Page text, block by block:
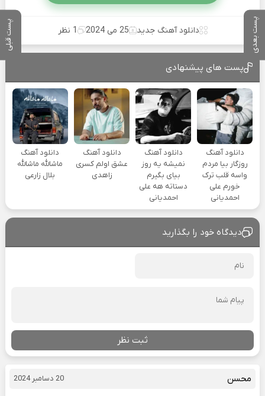
پست بعدی پست قبلی دانلود آهنگ جدید 25 می 2024 1 نظر
پست های پیشنهادی
دانلود آهنگ
روزگار بیا مردم
واسه قلب ترک
خورم علی
احمدیانی
دانلود آهنگ
نمیشه یه روز
بیای بگیرم
دستاته هه علی
احمدیانی
دانلود آهنگ
عشق اولم کسری
زاهدی
دانلود آهنگ
ماشالله ماشالله
بلال زارعی
دیدگاه خود را بگذارید
ثبت نظر
محسن 20 دسامبر 2024